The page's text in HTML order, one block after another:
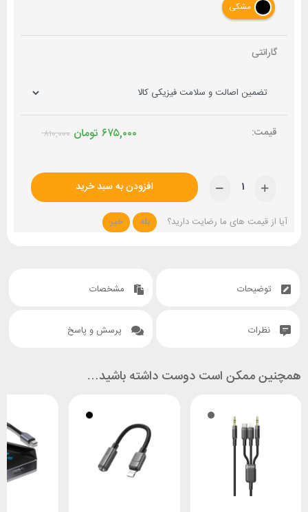
مشکی
گارانتی
۸۱۰,۰۰۰ تومان ۶۷۵,۰۰۰
افزودن به سبد خرید
آیا از قیمت های ما رضایت دارید؟ بله خیر
توضیحات مشخصات
نظرات پرسش و پاسخ
همچنین ممکن است دوست داشته باشید…